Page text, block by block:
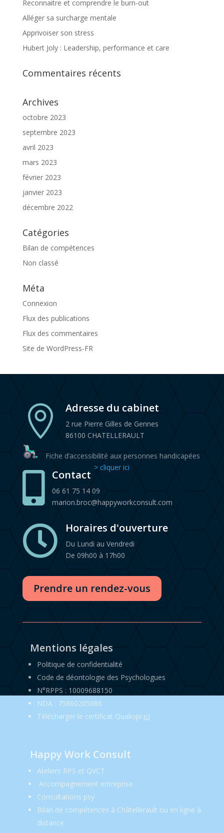
Reconnaitre et comprendre le burn-out
Alléger sa surcharge mentale
Apprivoiser son stress
Hubert Joly : Leadership, performance et care
Commentaires récents
Archives
octobre 2023
septembre 2023
avril 2023
mars 2023
février 2023
janvier 2023
décembre 2022
Catégories
Bilan de compétences
Non classé
Méta
Connexion
Flux des publications
Flux des commentaires
Site de WordPress-FR
 Adresse du cabinet
2 rue Pierre Gilles de Gennes
86100 CHATELLERAULT
Fiche d’accessibilité aux personnes handicapées
> cliquer ici
 Contact
06 61 75 14 09
marion.broc@happyworkconsult.com
 Horaires d'ouverture
Du Lundi au Vendredi
De 09h00 à 17h00
Prendre un rendez-vous
Mentions légales
Politique de confidentialité
Code de déontologie des Psychologues
N°RPPS : 10009688150
NDA : 75860205086
Télécharger le certificat Qualiopi ici
Happy Work Consult
Ateliers RPS et QVCT
Accompagnement entreprise
Consultations psy
Bilan de compétences à Châtellerault ou en ligne à
distance